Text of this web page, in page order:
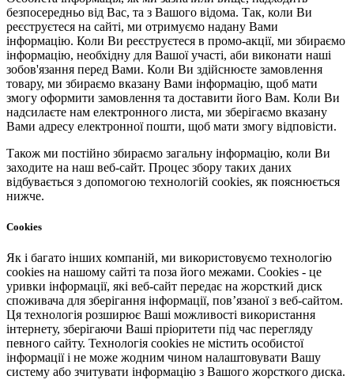
безпосередньо від Вас, та з Вашого відома. Так, коли Ви
реєструєтеся на сайті, ми отримуємо надану Вами
інформацію. Коли Ви реєструєтеся в промо-акції, ми збираємо
інформацію, необхідну для Вашої участі, аби виконати наші
зобов'язання перед Вами. Коли Ви здійснюєте замовлення
товару, ми збираємо вказану Вами інформацію, щоб мати
змогу оформити замовлення та доставити його Вам. Коли Ви
надсилаєте нам електронного листа, ми зберігаємо вказану
Вами адресу електронної пошти, щоб мати змогу відповісти.
Також ми постійно збираємо загальну інформацію, коли Ви
заходите на наш веб-сайт. Процес збору таких даних
відбувається з допомогою технологій cookies, як пояснюється
нижче.
Cookies
Як і багато інших компаній, ми використовуємо технологію
cookies на нашому сайті та поза його межами. Cookies - це
уривки інформації, які веб-сайт передає на жорсткий диск
споживача для зберігання інформації, пов’язаної з веб-сайтом.
Ця технологія розширює Ваші можливості використання
інтернету, зберігаючи Ваші пріоритети під час перегляду
певного сайту. Технологія cookies не містить особистої
інформації і не може жодним чином налаштовувати Вашу
систему або зчитувати інформацію з Вашого жорсткого диска.